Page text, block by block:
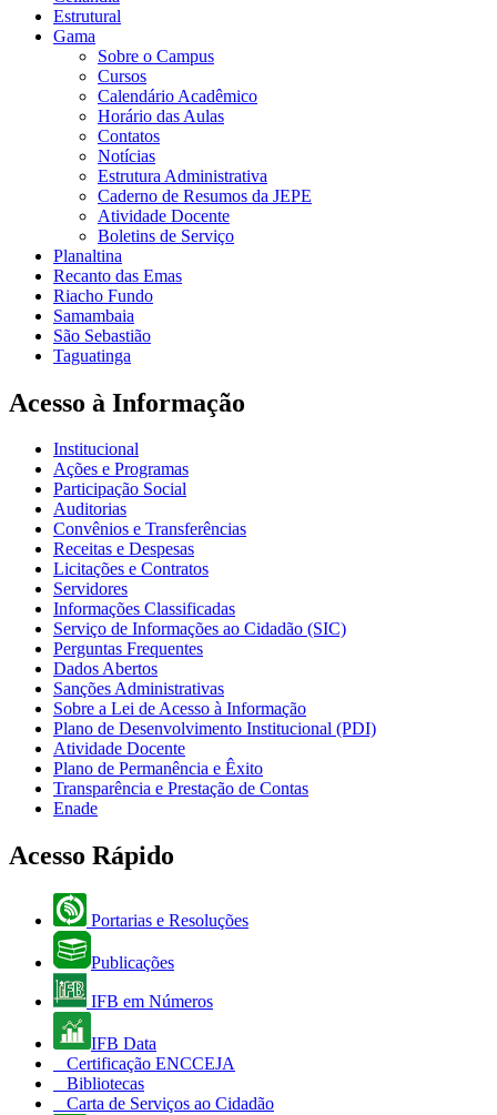
Estrutural
Gama
Sobre o Campus
Cursos
Calendário Acadêmico
Horário das Aulas
Contatos
Notícias
Estrutura Administrativa
Caderno de Resumos da JEPE
Atividade Docente
Boletins de Serviço
Planaltina
Recanto das Emas
Riacho Fundo
Samambaia
São Sebastião
Taguatinga
Acesso à Informação
Institucional
Ações e Programas
Participação Social
Auditorias
Convênios e Transferências
Receitas e Despesas
Licitações e Contratos
Servidores
Informações Classificadas
Serviço de Informações ao Cidadão (SIC)
Perguntas Frequentes
Dados Abertos
Sanções Administrativas
Sobre a Lei de Acesso à Informação
Plano de Desenvolvimento Institucional (PDI)
Atividade Docente
Plano de Permanência e Êxito
Transparência e Prestação de Contas
Enade
Acesso Rápido
Portarias e Resoluções
Publicações
IFB em Números
IFB Data
Certificação ENCCEJA
Bibliotecas
Carta de Serviços ao Cidadão